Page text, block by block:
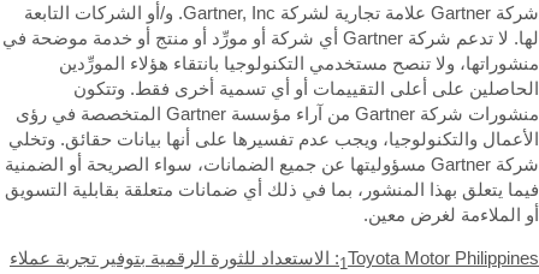
شركة Gartner علامة تجارية لشركة Gartner, Inc. و/أو الشركات التابعة
لها. لا تدعم شركة Gartner أي شركة أو مورِّد أو منتج أو خدمة موضحة في
ولا تنصح مستخدمي التكنولوجيا بانتقاء هؤلاء المورِّدين
على أعلى التقييمات أو أي تسمية أخرى فقط. وتتكون
منشورات شركة Gartner من آراء مؤسسة Gartner المتخصصة في رؤى
والتكنولوجيا، ويجب عدم تفسيرها على أنها بيانات حقائق. وتخلي
شركة Gartner مسؤوليتها عن جميع الضمانات، سواء الصريحة أو الضمنية
يتعلق بهذا المنشور، بما في ذلك أي ضمانات متعلقة بقابلية التسويق
الملاءمة لغرض معين.
1Toyota Motor Philippines: الاستعداد للثورة الرقمية بتوفير تجربة عملاء